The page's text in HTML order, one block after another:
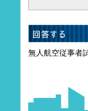
無人航空従事者